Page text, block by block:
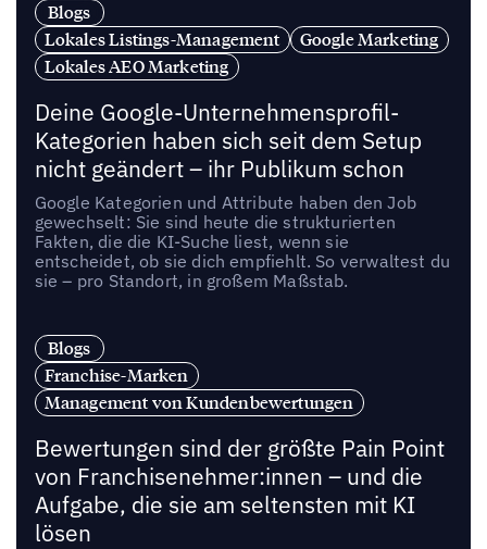
Blogs
Lokales Listings-Management
Google Marketing
Lokales AEO Marketing
Deine Google-Unternehmensprofil-
Kategorien haben sich seit dem Setup
nicht geändert – ihr Publikum schon
Google Kategorien und Attribute haben den Job
gewechselt: Sie sind heute die strukturierten
Fakten, die die KI-Suche liest, wenn sie
entscheidet, ob sie dich empfiehlt. So verwaltest du
sie – pro Standort, in großem Maßstab.
Blogs
Franchise-Marken
Management von Kundenbewertungen
Bewertungen sind der größte Pain Point
von Franchisenehmer:innen – und die
Aufgabe, die sie am seltensten mit KI
lösen